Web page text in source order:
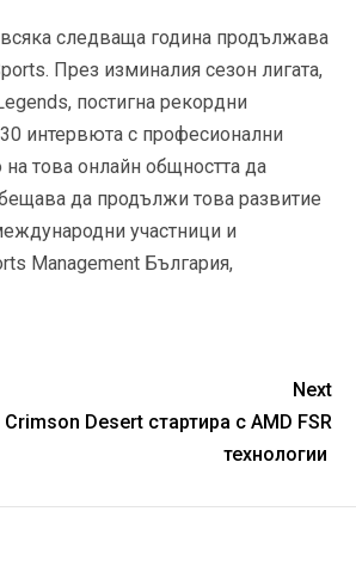
следваща година продължава
През изминалия сезон лигата,
постигна рекордни
интервюта с професионални
това онлайн общността да
да продължи това развитие
участници и
Management България,
Next
Crimson Desert стартира с AMD FSR
технологии